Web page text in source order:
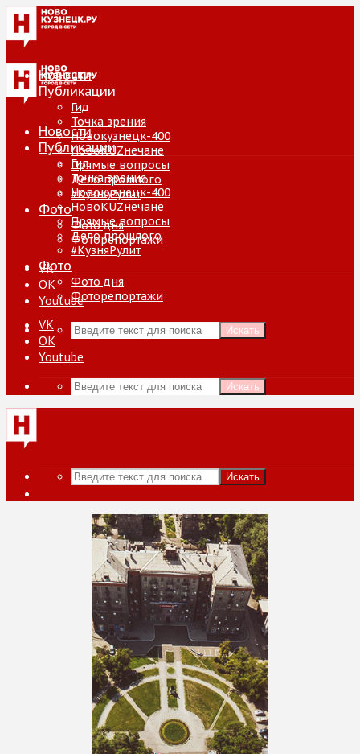
Новости
Публикации
Гид
Точка зрения
Новокузнецк-400
НовоKUZнечане
Прямые вопросы
Дело прошлого
#КузняРулит
Фото
Фото дня
Фоторепортажи
VK
ОК
Youtube
Искать
Новости
Публикации
Гид
Точка зрения
Новокузнецк-400
НовоKUZнечане
Прямые вопросы
Дело прошлого
#КузняРулит
Фото
Фото дня
Фоторепортажи
VK
ОК
Youtube
Искать
Искать